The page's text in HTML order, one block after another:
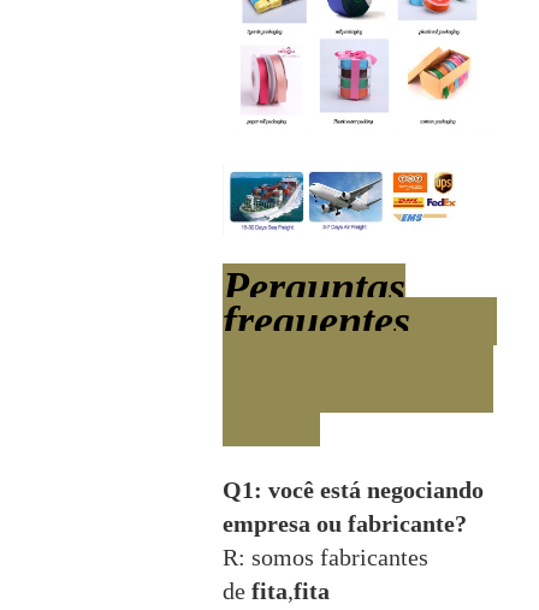
Perguntas
frequentes
Q1: você está negociando
empresa ou fabricante?
R: somos fabricantes
de fita,fita